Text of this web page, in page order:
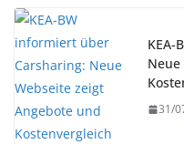
KEA-
31/